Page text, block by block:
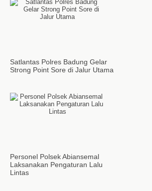
Satlantas Polres Badung Gelar
Strong Point Sore di Jalur Utama
Personel Polsek Abiansemal
Laksanakan Pengaturan Lalu
Lintas